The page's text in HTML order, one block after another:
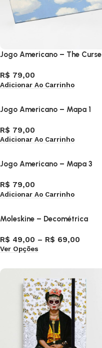
Jogo Americano – The Curse
R$ 79,00
Adicionar Ao Carrinho
Jogo Americano – Mapa 1
R$ 79,00
Adicionar Ao Carrinho
Jogo Americano – Mapa 3
R$ 79,00
Adicionar Ao Carrinho
Moleskine – Decométrica
R$ 49,00 – R$ 69,00
Ver Opções